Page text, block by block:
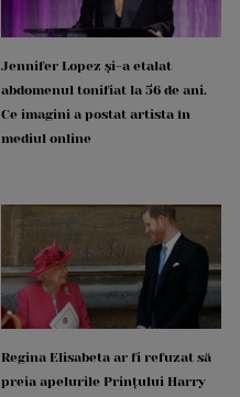
Jennifer Lopez și-a etalat
abdomenul tonifiat la 56 de ani.
Ce imagini a postat artista în
mediul online
Regina Elisabeta ar fi refuzat să
preia apelurile Prințului Harry